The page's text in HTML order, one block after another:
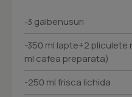
-3 galbenusuri
-350 ml lapte+2 pliculete
ml cafea preparata)
-250 ml frisca lichida